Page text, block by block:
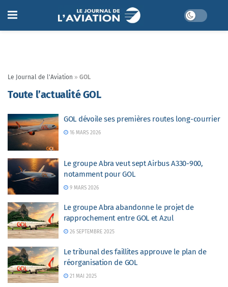
Le Journal de l'Aviation » GOL
Toute l’actualité GOL
GOL dévoile ses premières routes long-courrier
16 MARS 2026
Le groupe Abra veut sept Airbus A330-900,
notamment pour GOL
9 MARS 2026
Le groupe Abra abandonne le projet de
rapprochement entre GOL et Azul
26 SEPTEMBRE 2025
Le tribunal des faillites approuve le plan de
réorganisation de GOL
21 MAI 2025